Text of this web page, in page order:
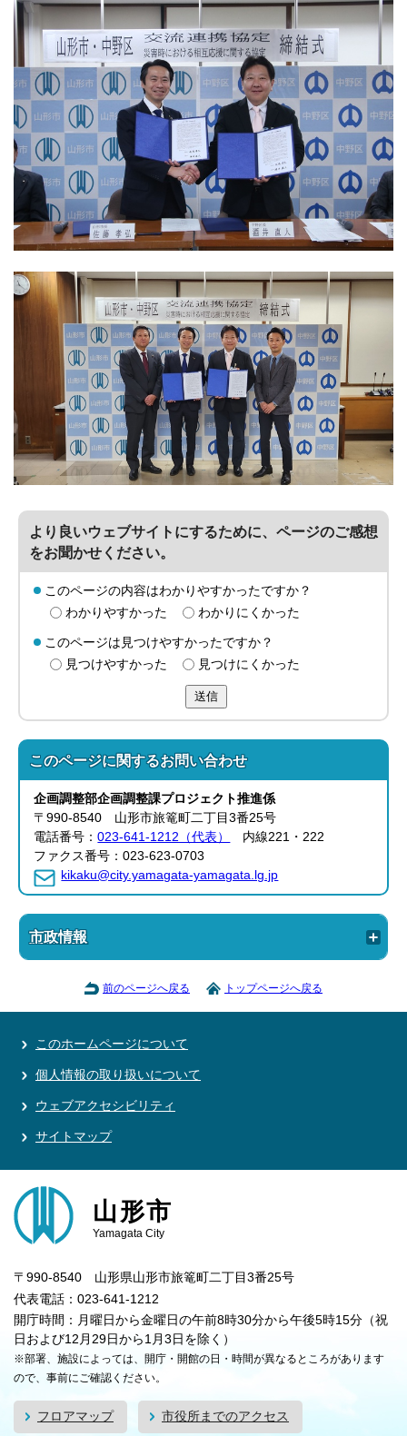
より良いウェブサイトにするために、ページのご感想
をお聞かせください。
このページの内容はわかりやすかったですか？
わかりやすかった
わかりにくかった
このページは見つけやすかったですか？
見つけやすかった
見つけにくかった
送信
このページに関するお問い合わせ
企画調整部企画調整課プロジェクト推進係
〒990-8540 山形市旅篭町二丁目3番25号
電話番号：023-641-1212（代表）
内線221・222
ファクス番号：023-623-0703
kikaku@city.yamagata-yamagata.lg.jp
市政情報
前のページへ戻る トップページへ戻る
このホームページについて
個人情報の取り扱いについて
ウェブアクセシビリティ
サイトマップ
山形市
Yamagata City
〒990-8540 山形県山形市旅篭町二丁目3番25号
代表電話：023-641-1212
開庁時間：月曜日から金曜日の午前8時30分から午後5時15分（祝
日および12月29日から1月3日を除く）
※部署、施設によっては、開庁・開館の日・時間が異なるところがあります
ので、事前にご確認ください。
フロアマップ 市役所までのアクセス